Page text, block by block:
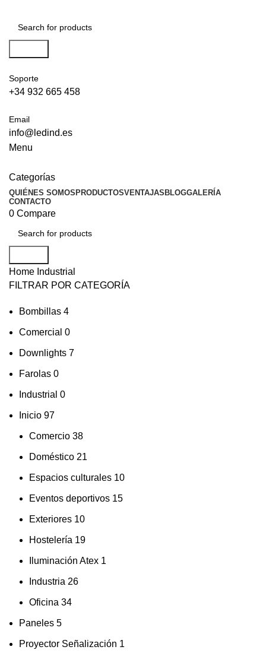
Soporte
+34 932 665 458‬
Email
info@ledind.es
Menu
Categorías
QUIÉNES SOMOS PRODUCTOSVENTAJAS BLOGGALERÍA
CONTACTO
0 Compare
Home Industrial
FILTRAR POR CATEGORÍA
Bombillas 4
Comercial 0
Downlights 7
Farolas 0
Industrial 0
Inicio 97
Comercio 38
Doméstico 21
Espacios culturales 10
Eventos deportivos 15
Exteriores 10
Hostelería 19
Iluminación Atex 1
Industria 26
Oficina 34
Paneles 5
Proyector Señalización 1